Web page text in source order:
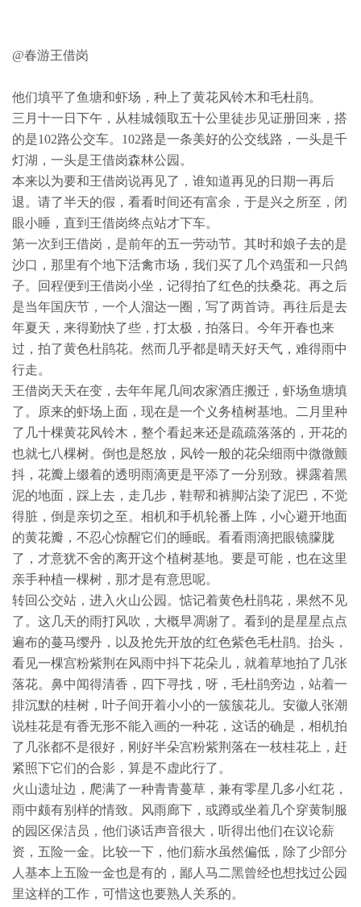
@春游王借岗
他们填平了鱼塘和虾场，种上了黄花风铃木和毛杜鹃。
三月十一日下午，从桂城领取五十公里徒步见证册回来，搭
的是102路公交车。102路是一条美好的公交线路，一头是千
灯湖，一头是王借岗森林公园。
本来以为要和王借岗说再见了，谁知道再见的日期一再后
退。请了半天的假，看看时间还有富余，于是兴之所至，闭
眼小睡，直到王借岗终点站才下车。
第一次到王借岗，是前年的五一劳动节。其时和娘子去的是
沙口，那里有个地下活禽市场，我们买了几个鸡蛋和一只鸽
子。回程便到王借岗小坐，记得拍了红色的扶桑花。再之后
是当年国庆节，一个人溜达一圈，写了两首诗。再往后是去
年夏天，来得勤快了些，打太极，拍落日。今年开春也来
过，拍了黄色杜鹃花。然而几乎都是晴天好天气，难得雨中
行走。
王借岗天天在变，去年年尾几间农家酒庄搬迁，虾场鱼塘填
了。原来的虾场上面，现在是一个义务植树基地。二月里种
了几十棵黄花风铃木，整个看起来还是疏疏落落的，开花的
也就七八棵树。倒也是怒放，风铃一般的花朵细雨中微微颤
抖，花瓣上缀着的透明雨滴更是平添了一分别致。裸露着黑
泥的地面，踩上去，走几步，鞋帮和裤脚沾染了泥巴，不觉
得脏，倒是亲切之至。相机和手机轮番上阵，小心避开地面
的黄花瓣，不忍心惊醒它们的睡眠。看看雨滴把眼镜朦胧
了，才意犹不舍的离开这个植树基地。要是可能，也在这里
亲手种植一棵树，那才是有意思呢。
转回公交站，进入火山公园。惦记着黄色杜鹃花，果然不见
了。这几天的雨打风吹，大概早凋谢了。看到的是星星点点
遍布的蔓马缨丹，以及抢先开放的红色紫色毛杜鹃。抬头，
看见一棵宫粉紫荆在风雨中抖下花朵儿，就着草地拍了几张
落花。鼻中闻得清香，四下寻找，呀，毛杜鹃旁边，站着一
排沉默的桂树，叶子间开着小小的一簇簇花儿。安徽人张潮
说桂花是有香无形不能入画的一种花，这话的确是，相机拍
了几张都不是很好，刚好半朵宫粉紫荆落在一枝桂花上，赶
紧照下它们的合影，算是不虚此行了。
火山遗址边，爬满了一种青青蔓草，兼有零星几多小红花，
雨中颇有别样的情致。风雨廊下，或蹲或坐着几个穿黄制服
的园区保洁员，他们谈话声音很大，听得出他们在议论薪
资，五险一金。比较一下，他们薪水虽然偏低，除了少部分
人基本上五险一金也是有的，鄙人马二黑曾经也想找过公园
里这样的工作，可惜这也要熟人关系的。